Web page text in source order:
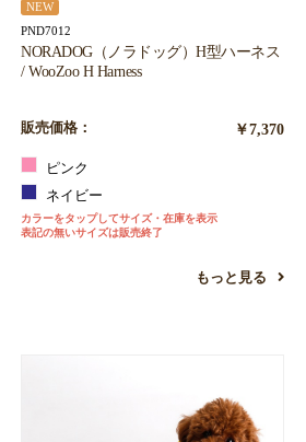
NEW
PND7012
NORADOG（ノラドッグ）H型ハーネス
/ WooZoo H Harness
販売価格： ￥7,370
ピンク
ネイビー
カラーをタップしてサイズ・在庫を表示
表記の無いサイズは販売終了
もっと見る